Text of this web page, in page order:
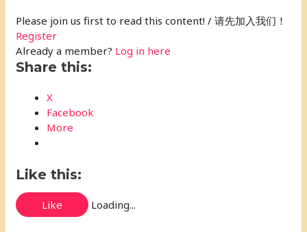
Please join us first to read this content! / 请先加入我们！
Register
Already a member? Log in here
Share this:
X
Facebook
More
Like this:
Like Loading...